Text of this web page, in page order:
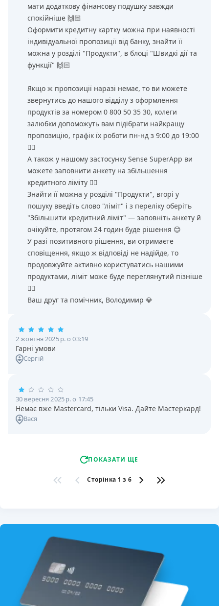
мати додаткову фінансову подушку завжди
спокійніше 🙌🏻
Оформити кредитну картку можна при наявності
індивідуальної пропозиції від банку, знайти її
можна у розділі "Продукти", в блоці "Швидкі дії та
функції" 🙌🏻
Якщо ж пропозиції наразі немає, то ви можете
звернутись до нашого відділу з оформлення
продуктів за номером 0 800 50 35 30, колеги
залюбки допоможуть вам підібрати найкращу
пропозицію, графік їх роботи пн-нд з 9:00 до 19:00
👌🏻
А також у нашому застосунку Sense SuperApp ви
можете заповнити анкету на збільшення
кредитного ліміту 👌🏻
Знайти її можна у розділі "Продукти", вгорі у
пошуку введіть слово "ліміт" і з переліку оберіть
"Збільшити кредитний ліміт" — заповніть анкету й
очікуйте, протягом 24 годин буде рішення 😊
У разі позитивного рішення, ви отримаєте
сповіщення, якщо ж відповіді не надійде, то
продовжуйте активно користуватись нашими
продуктами, ліміт може буде переглянутий пізніше
👌🏻
Ваш друг та помічник, Володимир 💎
2 жовтня 2025 р. о 03:19
Гарні умови
Сергій
30 вересня 2025 р. о 17:45
Немає вже Mastercard, тільки Visa. Дайте Мастеркард!
Вася
ПОКАЗАТИ ЩЕ
Сторінка 1 з 6